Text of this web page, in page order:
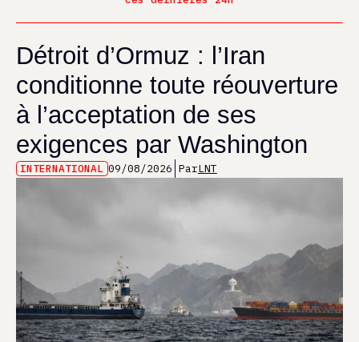
Détroit d’Ormuz : l’Iran
conditionne toute réouverture
à l’acceptation de ses
exigences par Washington
INTERNATIONAL 09/08/2026 ParLNT